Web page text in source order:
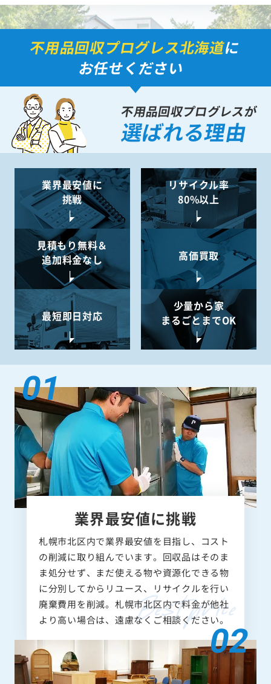
不用品回収プログレス北海道に
お任せください
不用品回収プログレスが
選ばれる理由
業界最安値に
挑戦
リサイクル率
80%以上
見積もり無料＆
追加料金なし
高価買取
最短即日対応
少量から家
まるごとまでOK
業界最安値に挑戦
札幌市北区内で業界最安値を目指し、コスト
の削減に取り組んでいます。回収品はそのま
ま処分せず、まだ使える物や資源化できる物
に分別してからリユース、リサイクルを行い
廃棄費用を削減。札幌市北区内で料金が他社
より高い場合は、遠慮なくご相談ください。